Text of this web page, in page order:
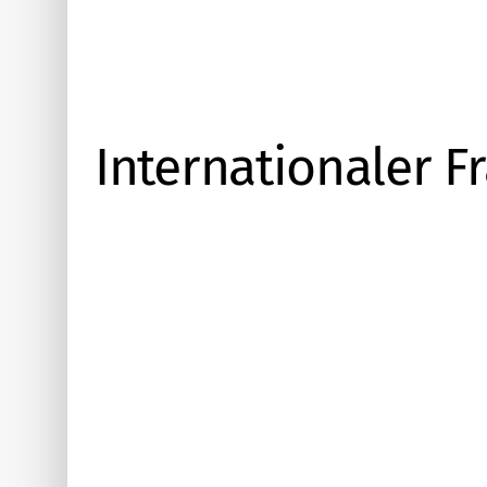
Internationaler